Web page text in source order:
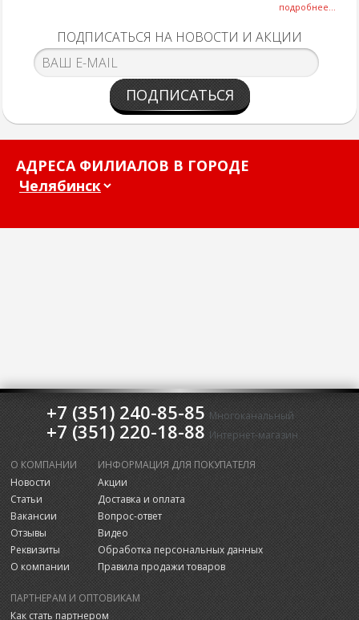
подробнее...
ПОДПИСАТЬСЯ НА НОВОСТИ И АКЦИИ
ПОДПИСАТЬСЯ
АДРЕСА ФИЛИАЛОВ В ГОРОДЕ
+7 (351) 240-85-85 Многоканальный
+7 (351) 220-18-88 Интернет-магазин
О КОМПАНИИ
Новости
Статьи
Вакансии
Отзывы
Реквизиты
О компании
ИНФОРМАЦИЯ ДЛЯ ПОКУПАТЕЛЯ
Акции
Доставка и оплата
Вопрос-ответ
Видео
Обработка персональных данных
Правила продажи товаров
ПАРТНЕРАМ И ОПТОВИКАМ
Как стать партнером